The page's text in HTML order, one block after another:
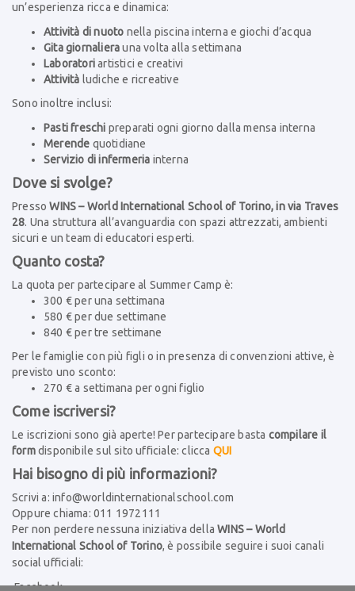
un’esperienza ricca e dinamica:
Attività di nuoto nella piscina interna e giochi d’acqua
Gita giornalierauna volta alla settimana
Laboratoriartistici e creativi
Attività ludiche e ricreative
Sono inoltre inclusi:
Pasti freschi preparati ogni giorno dalla mensa interna
Merende quotidiane
Servizio di infermeria interna
Dove si svolge?
PressoWINS – World International School of Torino, in via Traves
28. Una struttura all’avanguardia con spazi attrezzati, ambienti
sicuri e un team di educatori esperti.
Quanto costa?
La quota per partecipare al Summer Camp è:
300 € per una settimana
580 € per due settimane
840 € per tre settimane
Per le famiglie con più figli o in presenza di convenzioni attive, è
previsto uno sconto:
270 € a settimana per ogni figlio
Come iscriversi?
Le iscrizioni sono già aperte! Per partecipare basta compilare il
formdisponibile sul sito ufficiale: clicca QUI
Hai bisogno di più informazioni?
Scrivi a:info@worldinternationalschool.com
Oppure chiama: 011 1972111
Per non perdere nessuna iniziativa dellaWINS – World
International School of Torino, è possibile seguire i suoi canali
social ufficiali:
Facebook